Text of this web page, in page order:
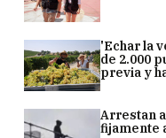
'Echar la
de 2.000
previa y
Arrestan
fijamente